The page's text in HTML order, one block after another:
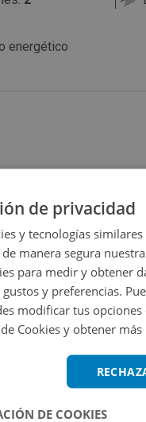
energético
terminado según
de privacidad
y tecnologías
manera segura
para medir y obtener
y preferencias.
modificar tus
Cookies y obtener
DE COOKIES